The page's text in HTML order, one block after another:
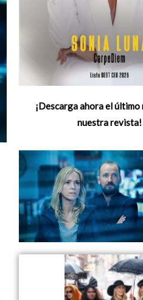
¡Descarga ahora el último
nuestra revista!